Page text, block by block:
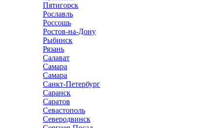
Пятигорск
Рославль
Россошь
Ростов-на-Дону
Рыбинск
Рязань
Салават
Самара
Самара
Санкт-Петербург
Саранск
Саратов
Севастополь
Северодвинск